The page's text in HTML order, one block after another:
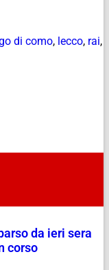
di como, lecco, rai,
da ieri sera
corso